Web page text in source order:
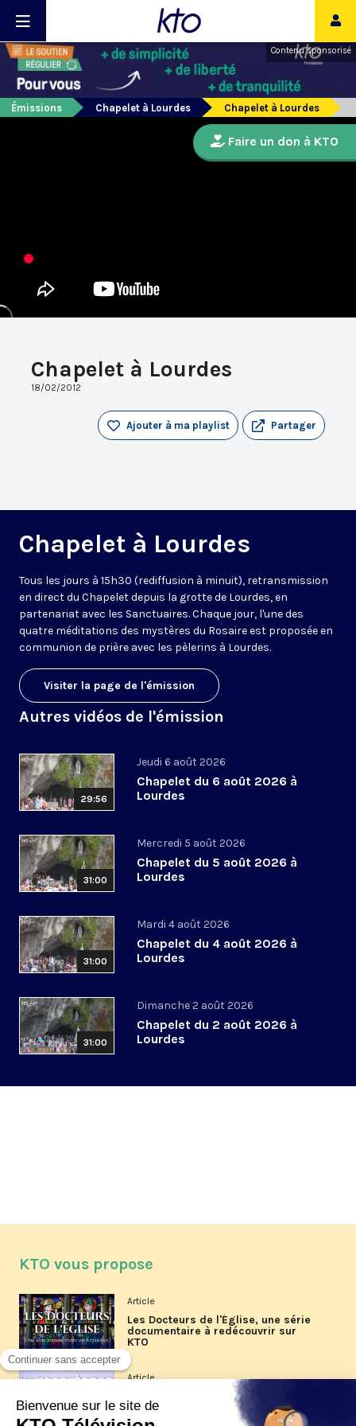
Contenu sponsorisé
Émissions Chapelet à Lourdes Chapelet à Lourdes
Chapelet à Lourdes
18/02/2012
Partager
Ajouter à ma playlist
Chapelet à Lourdes
Tous les jours à 15h30 (rediffusion à minuit), retransmission
en direct du Chapelet depuis la grotte de Lourdes, en
partenariat avec les Sanctuaires. Chaque jour, l'une des
quatre méditations des mystères du Rosaire est proposée en
communion de prière avec les pèlerins à Lourdes.
Visiter la page de l'émission
Autres vidéos de l'émission
29:56
Jeudi 6 août 2026
Chapelet du 6 août 2026 à
Lourdes
31:00
Mercredi 5 août 2026
Chapelet du 5 août 2026 à
Lourdes
31:00
Mardi 4 août 2026
Chapelet du 4 août 2026 à
Lourdes
31:00
Dimanche 2 août 2026
Chapelet du 2 août 2026 à
Lourdes
Faire un don à KTO
KTO vous propose
Article
Les Docteurs de l'Église, une série
documentaire à redécouvrir sur
KTO
Article
Les reportages d'été 2026 de KTO